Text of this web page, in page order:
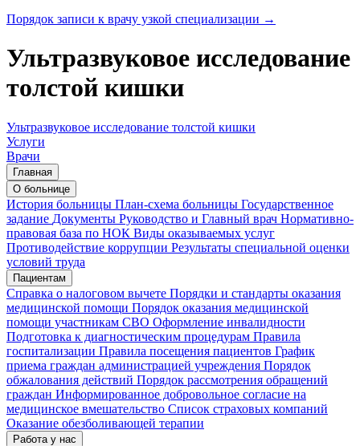
Порядок записи к врачу узкой специализации →
Ультразвуковое исследование
толстой кишки
Ультразвуковое исследование толстой кишки
Услуги
Врачи
Главная
О больнице
История больницы План-схема больницы Государственное
задание Документы Руководство и Главный врач Нормативно-
правовая база по НОК Виды оказываемых услуг
Противодействие коррупции Результаты специальной оценки
условий труда
Пациентам
Справка о налоговом вычете Порядки и стандарты оказания
медицинской помощи Порядок оказания медицинской
помощи участникам СВО Оформление инвалидности
Подготовка к диагностическим процедурам Правила
госпитализации Правила посещения пациентов График
приема граждан администрацией учреждения Порядок
обжалования действий Порядок рассмотрения обращений
граждан Информированное добровольное согласие на
медицинское вмешательство Список страховых компаний
Оказание обезболивающей терапии
Работа у нас